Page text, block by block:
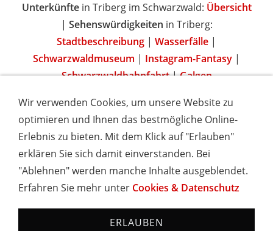
Unterkünftein Triberg im Schwarzwald: Übersicht
| Sehenswürdigkeiten in Triberg:
Stadtbeschreibung | Wasserfälle |
Schwarzwaldmuseum | Instagram-Fantasy |
Schwarzwaldbahnfahrt|Galgen
IMPRESSUM COOKIES & DATENSCHUTZ
AGB
TOURISMUSHELD
WISSENSWERT
NEWSLETTER
Hotels und Ferienwohnungen im Schwarzwald - Urlaub in
Wir verwenden Cookies, um unsere Website zu
optimieren und Ihnen das bestmögliche Online-
Erlebnis zu bieten. Mit dem Klick auf "Erlauben"
erklären Sie sich damit einverstanden. Bei
"Ablehnen" werden manche Inhalte ausgeblendet.
Erfahren Sie mehr unter Cookies & Datenschutz
ERLAUBEN